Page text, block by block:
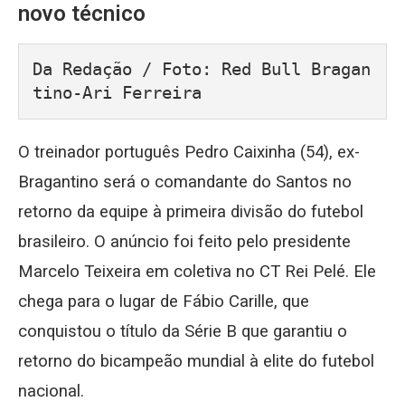
novo técnico
Da Redação / Foto: Red Bull Bragan
tino-Ari Ferreira
O treinador português Pedro Caixinha (54), ex-
Bragantino será o comandante do Santos no
retorno da equipe à primeira divisão do futebol
brasileiro. O anúncio foi feito pelo presidente
Marcelo Teixeira em coletiva no CT Rei Pelé. Ele
chega para o lugar de Fábio Carille, que
conquistou o título da Série B que garantiu o
retorno do bicampeão mundial à elite do futebol
nacional.